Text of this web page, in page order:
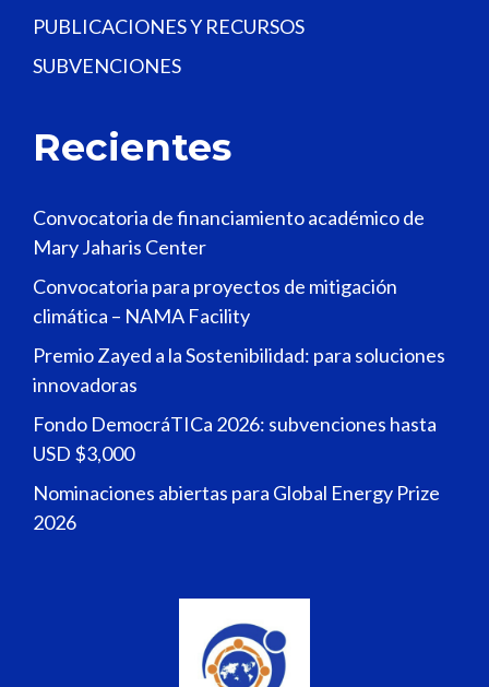
PUBLICACIONES Y RECURSOS
SUBVENCIONES
Recientes
Convocatoria de financiamiento académico de
Mary Jaharis Center
Convocatoria para proyectos de mitigación
climática – NAMA Facility
Premio Zayed a la Sostenibilidad: para soluciones
innovadoras
Fondo DemocráTICa 2026: subvenciones hasta
USD $3,000
Nominaciones abiertas para Global Energy Prize
2026